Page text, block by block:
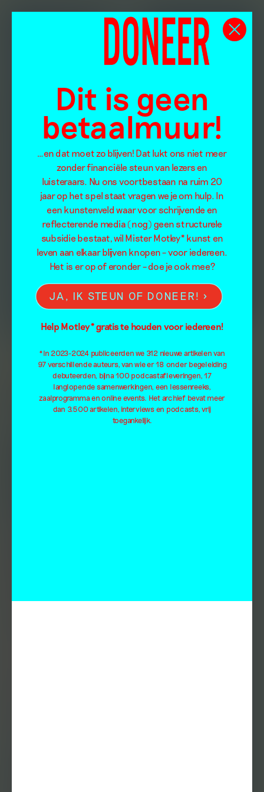
Dit is geen
betaalmuur!
…en dat moet zo blijven! Dat lukt ons niet meer
zonder financiële steun van lezers en
luisteraars. Nu ons voortbestaan na ruim 20
jaar op het spel staat vragen we je om hulp. In
een kunstenveld waar voor schrijvende en
reflecterende media (nog) geen structurele
subsidie bestaat, wil Mister Motley* kunst en
leven aan elkaar blijven knopen – voor iedereen.
Het is er op of eronder – doe je ook mee?
JA, IK STEUN OF DONEER!
Help Motley* gratis te houden voor iedereen!
*In 2023-2024 publiceerden we 312 nieuwe artikelen van
97 verschillende auteurs, van wie er 18 onder begeleiding
debuteerden, bijna 100 podcastafleveringen, 17
langlopende samenwerkingen, een lessenreeks,
zaalprogramma en online events. Het archief bevat meer
dan 3.500 artikelen, interviews en podcasts, vrij
toegankelijk.